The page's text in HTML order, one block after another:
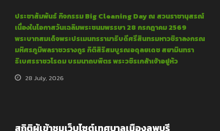
ประชาสัมพันธ์ กิจกรรม Big Cleaning Day ณ สวนราชานุสรณ์
เนื่องในโอกาสวันเฉลิมพระชนมพรรษา 28 กรกฎาคม 2569
พระบาทสมเด็จพระปรเมนทรรามาธิบดีศรีสินทรมหาวชิราลงกรณ
มหิศรภูมิพลราชวรางกูร กิติสิริสมบูรณอดุลยเดช สยามินทรา
ธิเบศรราชวโรดม บรมนาถบพิตร พระวชิรเกล้าเจ้าอยู่หัว
28 July, 2026